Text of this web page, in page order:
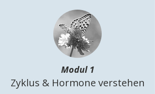
Modul 1
Zyklus & Hormone verstehen